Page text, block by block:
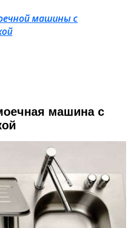
машины с
машина с